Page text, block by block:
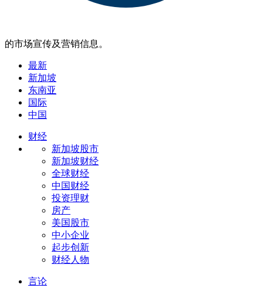
的市场宣传及营销信息。
最新
新加坡
东南亚
国际
中国
财经
新加坡股市
新加坡财经
全球财经
中国财经
投资理财
房产
美国股市
中小企业
起步创新
财经人物
言论